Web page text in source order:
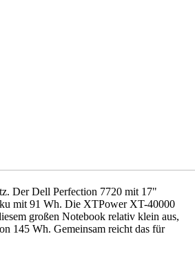
Der Dell Perfection 7720 mit 17"
mit 91 Wh. Die XTPower XT-40000
großen Notebook relativ klein aus,
145 Wh. Gemeinsam reicht das für